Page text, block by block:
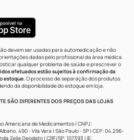
devem ser usadas para automedicação e não
dadas pelo profissional da área médica.
qualquer problema de saúde e prescrever o
efetuados estão sujeitos à confirmação da
estoque.O processo de separação dos produtos
da disponibilidade do estoque em loja.
SÃO DIFERENTES DOS PREÇOS DAS LOJAS
Americana de Medicamentos | CNPJ:
490 - Vila Vera | São Paulo - SP | CEP: 04.296-
Zelia Deodato | CRF/SP: 107393 | IE: